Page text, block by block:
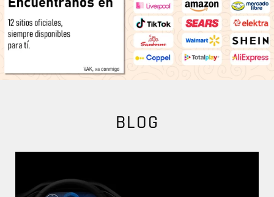
.
BLOG